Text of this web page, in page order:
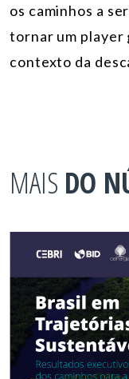
os caminhos a
tornar um player
contexto da
MAIS DO